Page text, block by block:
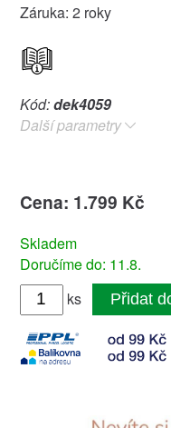
Záruka: 2 roky
Kód:dek4059
Další parametry
Cena: 1.799 Kč
Skladem
Doručíme do: 11.8.
ks
Přidat